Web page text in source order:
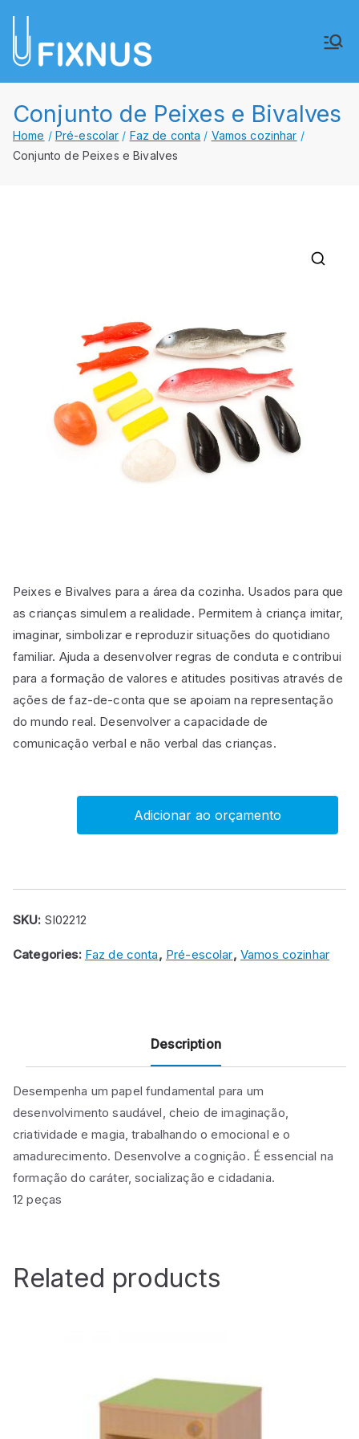
para
Lda.
Conjunto de Peixes e Bivalves
Home Pré-escolar Faz de conta
Vamos cozinhar
Conjunto de Peixes e Bivalves
Peixes e Bivalves para a área da cozinha. Usados para que
as crianças simulem a realidade. Permitem à criança imitar,
imaginar, simbolizar e reproduzir situações do quotidiano
familiar. Ajuda a desenvolver regras de conduta e contribui
para a formação de valores e atitudes positivas através de
ações de faz-de-conta que se apoiam na representação
do mundo real. Desenvolver a capacidade de
comunicação verbal e não verbal das crianças.
e
Bivalves
Adicionar ao orçamento
SKU: SI02212
Categories: Faz de conta, Pré-escolar, Vamos cozinhar
Description
Desempenha um papel fundamental para um
desenvolvimento saudável, cheio de imaginação,
criatividade e magia, trabalhando o emocional e o
amadurecimento. Desenvolve a cognição. É essencial na
formação do caráter, socialização e cidadania.
12 peças
Related products